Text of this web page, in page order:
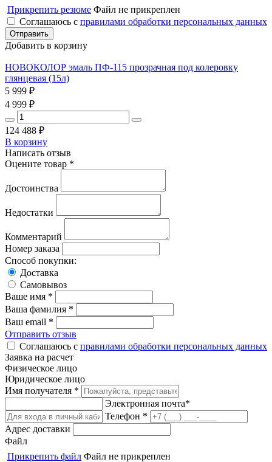
Прикрепить резюме Файл не прикреплен
Соглашаюсь с правилами обработки персональных данных
Добавить в корзину
НОВОКОЛОР эмаль ПФ-115 прозрачная под колеровку
глянцевая (15л)
5 999 ₽
4 999 ₽
124 488 ₽
В корзину
Написать отзыв
Оцените товар *
Достоинства
Недостатки
Комментарий
Номер заказа
Способ покупки:
Доставка
Самовывоз
Ваше имя *
Ваша фамилия *
Ваш email *
Отправить отзыв
Соглашаюсь с правилами обработки персональных данных
Заявка на расчет
Физическое лицо
Юридическое лицо
Имя получателя *
Электронная почта*
Телефон *
Адрес доставки
Файл
Прикрепить файл Файл не прикреплен